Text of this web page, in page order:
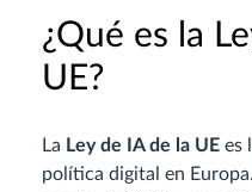
¿Qué es la
UE?
La Ley de IA de la UE es
política digital en